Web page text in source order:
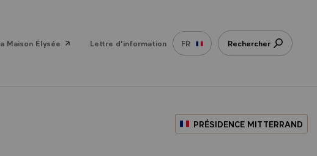
Maison Élysée Lettre d'information FR Rechercher
PRÉSIDENCE MITTERRAND